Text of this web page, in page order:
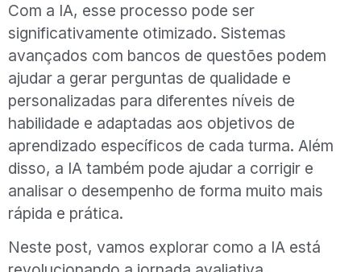
Com a IA, esse processo pode ser
significativamente otimizado. Sistemas
avançados com bancos de questões podem
ajudar a gerar perguntas de qualidade e
personalizadas para diferentes níveis de
habilidade e adaptadas aos objetivos de
aprendizado específicos de cada turma. Além
disso, a IA também pode ajudar a corrigir e
analisar o desempenho de forma muito mais
rápida e prática.
Neste post, vamos explorar como a IA está